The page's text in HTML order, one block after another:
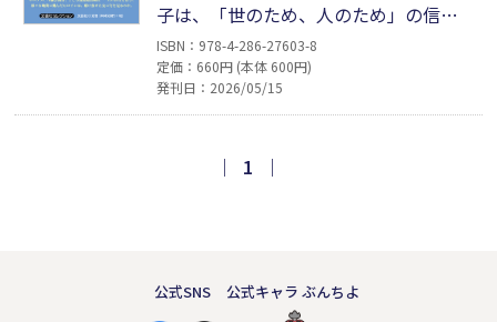
子は、「世のため、人のため」の信念
を胸に生きていく。やがてサラリーマ
ン生活に嫌気がさした陽子は、人のた
めになる生き方を模索。偶然知り合っ
ス、市議会議員、子ども養護施設職員
ISBN：978-4-286-27603-8
定価：660円 (本体 600円)
発刊日：2026/05/15
｜ 1 ｜
公式SNS 公式キャラ ぶんちよ